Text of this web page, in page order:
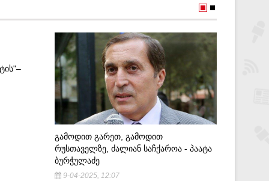
ᲒᲐᲛᲝᲓᲘᲗ ᲒᲐᲠᲔᲗ, ᲒᲐᲛᲝᲓᲘᲗ
ᲠᲣᲡᲗᲐᲕᲔᲚᲖᲔ, ᲫᲐᲚᲘᲐᲜ ᲡᲐᲩᲥᲐᲠᲝᲐ - ᲞᲐᲐᲢᲐ
ᲑᲣᲠᲭᲣᲚᲐᲫᲔ
9-04-2025, 12:07